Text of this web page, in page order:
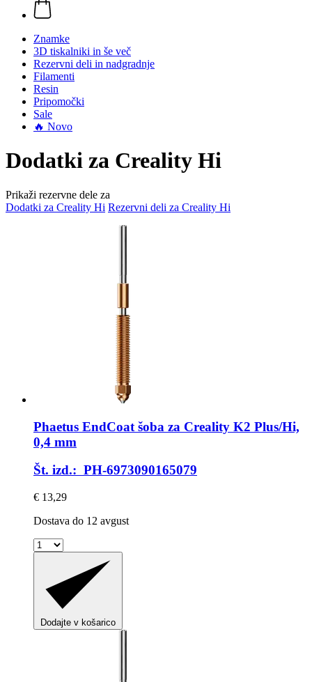
Znamke
3D tiskalniki in še več
Rezervni deli in nadgradnje
Filamenti
Resin
Pripomočki
Sale
🔥 Novo
Dodatki za Creality Hi
Prikaži rezervne dele za
Dodatki za Creality Hi Rezervni deli za Creality Hi
Phaetus EndCoat šoba za Creality K2 Plus/Hi,
0,4 mm
Št. izd.: PH-6973090165079
€ 13,29
Dostava do 12 avgust
Dodajte v košarico